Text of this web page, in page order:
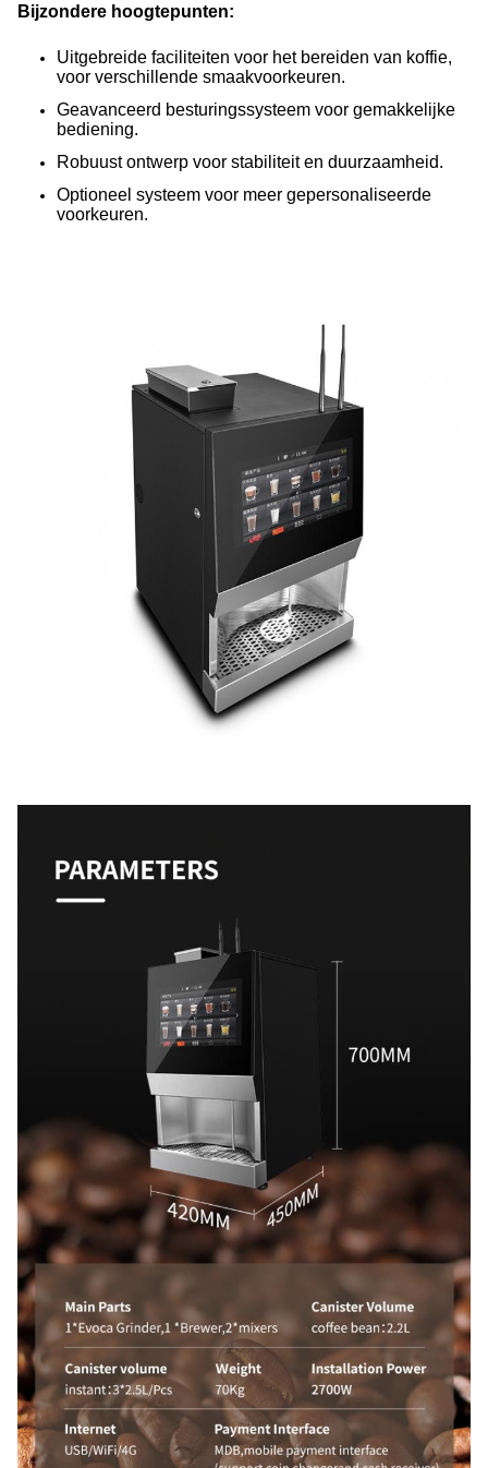
Bijzondere hoogtepunten:
Uitgebreide faciliteiten voor het bereiden van koffie,
voor verschillende smaakvoorkeuren.
Geavanceerd besturingssysteem voor gemakkelijke
bediening.
Robuust ontwerp voor stabiliteit en duurzaamheid.
Optioneel systeem voor meer gepersonaliseerde
voorkeuren.